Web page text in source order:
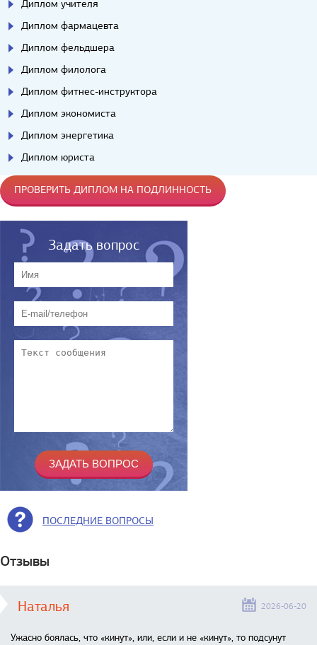
Диплом учителя
Диплом фармацевта
Диплом фельдшера
Диплом филолога
Диплом фитнес-инструктора
Диплом экономиста
Диплом энергетика
Диплом юриста
ПРОВЕРИТЬ ДИПЛОМ НА ПОДЛИННОСТЬ
Задать вопрос
ПОСЛЕДНИЕ ВОПРОСЫ
Отзывы
Наталья 2026-06-20
Ужасно боялась, что «кинут», или, если и не «кинут», то подсунут